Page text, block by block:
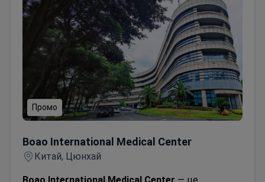
Промо
Boao International Medical Center
Boao International Medical Center
Китай, Цюнхай
Boao International Medical Center— це
приватний багатопрофільний медичний центр,
розташований у Хайнані, Китай. Клініка